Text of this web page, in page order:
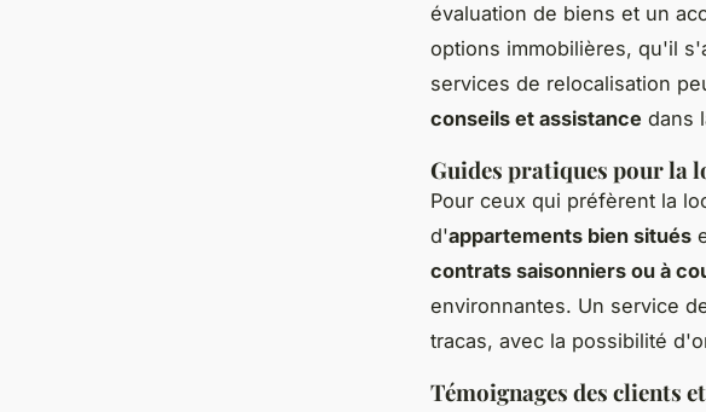
évaluation de biens et un
options immobilières, qu'il
services de relocalisation
conseils et assistance dans
Guides pratiques pour la
Pour ceux qui préfèrent la
d'appartements bien situés
contrats saisonniers ou à
environnantes. Un service
tracas, avec la possibilité
Témoignages des clients